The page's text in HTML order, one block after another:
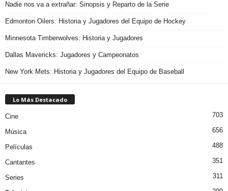
Nadie nos va a extrañar: Sinopsis y Reparto de la Serie
Edmonton Oilers: Historia y Jugadores del Equipo de Hockey
Minnesota Timberwolves: Historia y Jugadores
Dallas Mavericks: Jugadores y Campeonatos
New York Mets: Historia y Jugadores del Equipo de Baseball
Lo Más Destacado
Cine 703
Música 656
Películas 488
Cantantes 351
Series 311